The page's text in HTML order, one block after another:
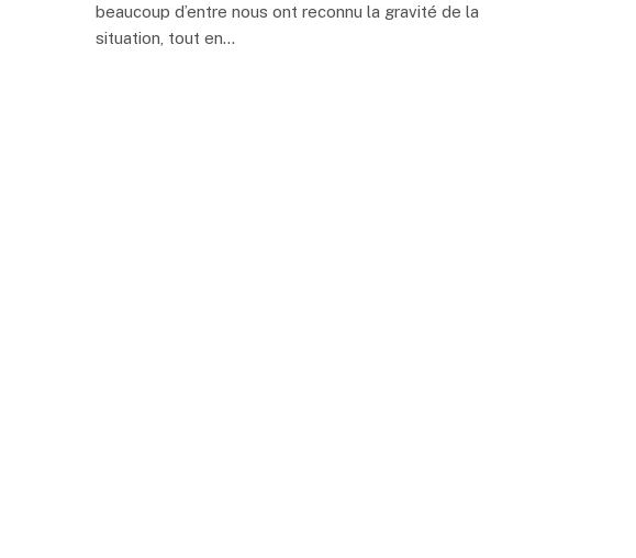
beaucoup d’entre nous ont reconnu la gravité de la
situation, tout en…